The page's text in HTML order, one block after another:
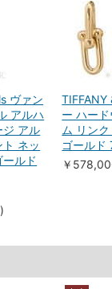
ヴァン
アルハ
ジ アル
ネッ
ルド
TIFFANY
ー ハー
ム リン
ゴール
￥